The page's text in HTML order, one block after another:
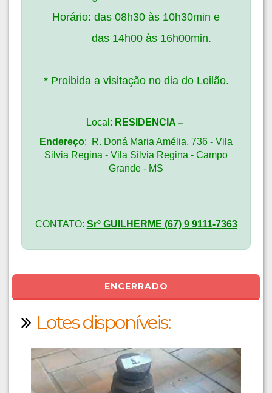
Horário: das 08h30 às 10h30min e
das 14h00 às 16h00min.
* Proibida a visitação no dia do Leilão.
Local: RESIDENCIA –
Endereço:
R. Doná Maria Amélia, 736 - Vila
Silvia Regina - Vila Silvia Regina - Campo
Grande - MS
CONTATO: Srº GUILHERME (67) 9 9111-7363
ENCERRADO
Lotes disponíveis: